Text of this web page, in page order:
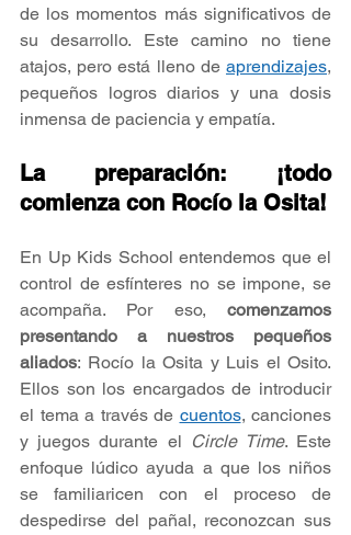
de los momentos más significativos de
su desarrollo. Este camino no tiene
atajos, pero está lleno de aprendizajes,
pequeños logros diarios y una dosis
inmensa de paciencia y empatía.
La preparación: ¡todo
comienza con Rocío la Osita!
En Up Kids School entendemos que el
control de esfínteres no se impone, se
acompaña. Por eso, comenzamos
presentando a nuestros pequeños
aliados: Rocío la Osita y Luis el Osito.
Ellos son los encargados de introducir
el tema a través de cuentos, canciones
y juegos durante el Circle Time. Este
enfoque lúdico ayuda a que los niños
se familiaricen con el proceso de
despedirse del pañal, reconozcan sus